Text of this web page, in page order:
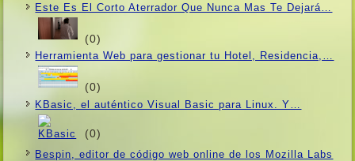
Este Es El Corto Aterrador Que Nunca Mas Te Dejará…
(0)
Herramienta Web para gestionar tu Hotel, Residencia,…
(0)
KBasic, el auténtico Visual Basic para Linux. Y…
(0)
Bespin, editor de código web online de los Mozilla Labs